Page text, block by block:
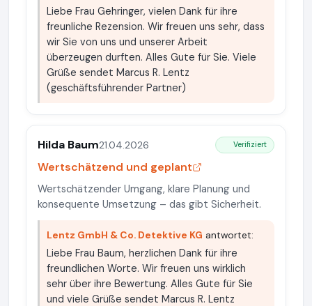
Liebe Frau Gehringer, vielen Dank für ihre
freunliche Rezension. Wir freuen uns sehr, dass
wir Sie von uns und unserer Arbeit
überzeugen durften. Alles Gute für Sie. Viele
Grüße sendet Marcus R. Lentz
(geschäftsführender Partner)
Hilda Baum21.04.2026 Verifiziert
Wertschätzend und geplant
Wertschätzender Umgang, klare Planung und
konsequente Umsetzung – das gibt Sicherheit.
Lentz GmbH & Co. Detektive KG antwortet:
Liebe Frau Baum, herzlichen Dank für ihre
freundlichen Worte. Wir freuen uns wirklich
sehr über ihre Bewertung. Alles Gute für Sie
und viele Grüße sendet Marcus R. Lentz